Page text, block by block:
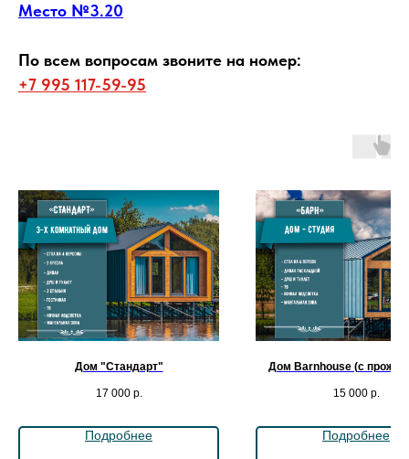
Место №3.20
По всем вопросам звоните на номер:
+7 995 117-59-95
Дом "Стандарт"
17 000 р.
Подробнее
Дом Barnhouse (с
15 000 р.
Подробнее